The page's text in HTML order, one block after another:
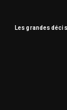
Les grandes